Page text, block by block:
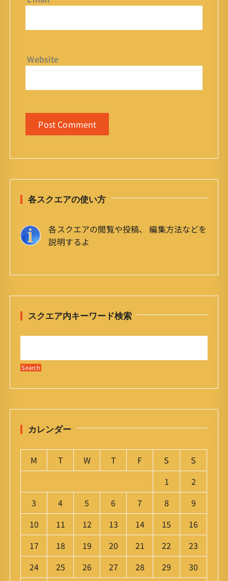
Website
各スクエアの使い方
各スクエアの閲覧や投稿、 編集方法などを
説明するよ
スクエア内キーワード検索
カレンダー
M T W T F S
S
1
2
3
4 5 6 7 8
9
10
11 12 13 14 15
16
17
18 19 20 21 22
23
24
25 26 27 28 29
30